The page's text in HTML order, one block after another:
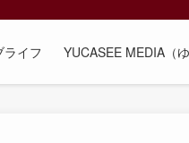
ライフ YUCASEE MEDIA（